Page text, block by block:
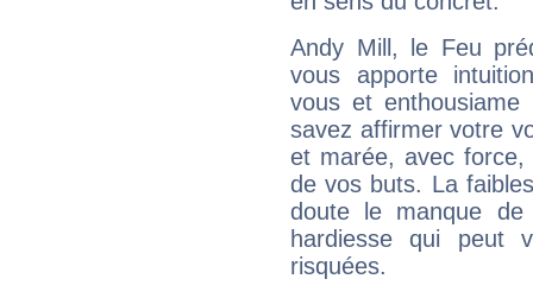
Andy Mill, le Feu
vous apporte
vous et
savez affirmer votre
et marée, avec
de vos buts. La
doute le manque
hardiesse qui peut
risquées.